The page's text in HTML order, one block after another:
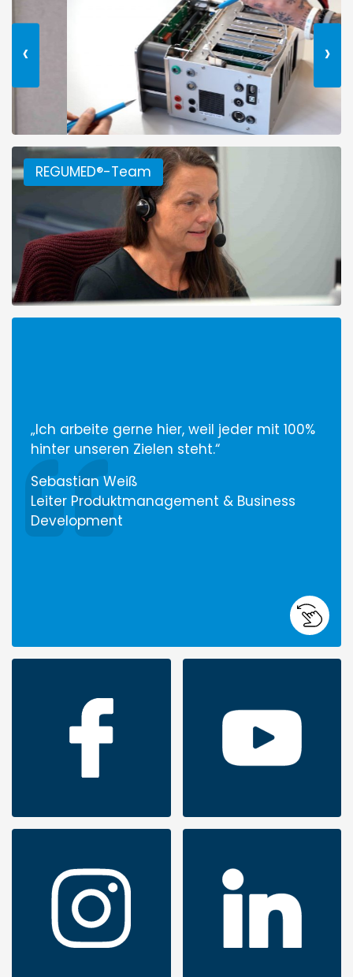
‹ ›
REGUMED®-Team
„Ich arbeite gerne hier, weil jeder mit 100%
hinter unseren Zielen steht.“
Sebastian Weiß
Leiter Produktmanagement & Business
Development